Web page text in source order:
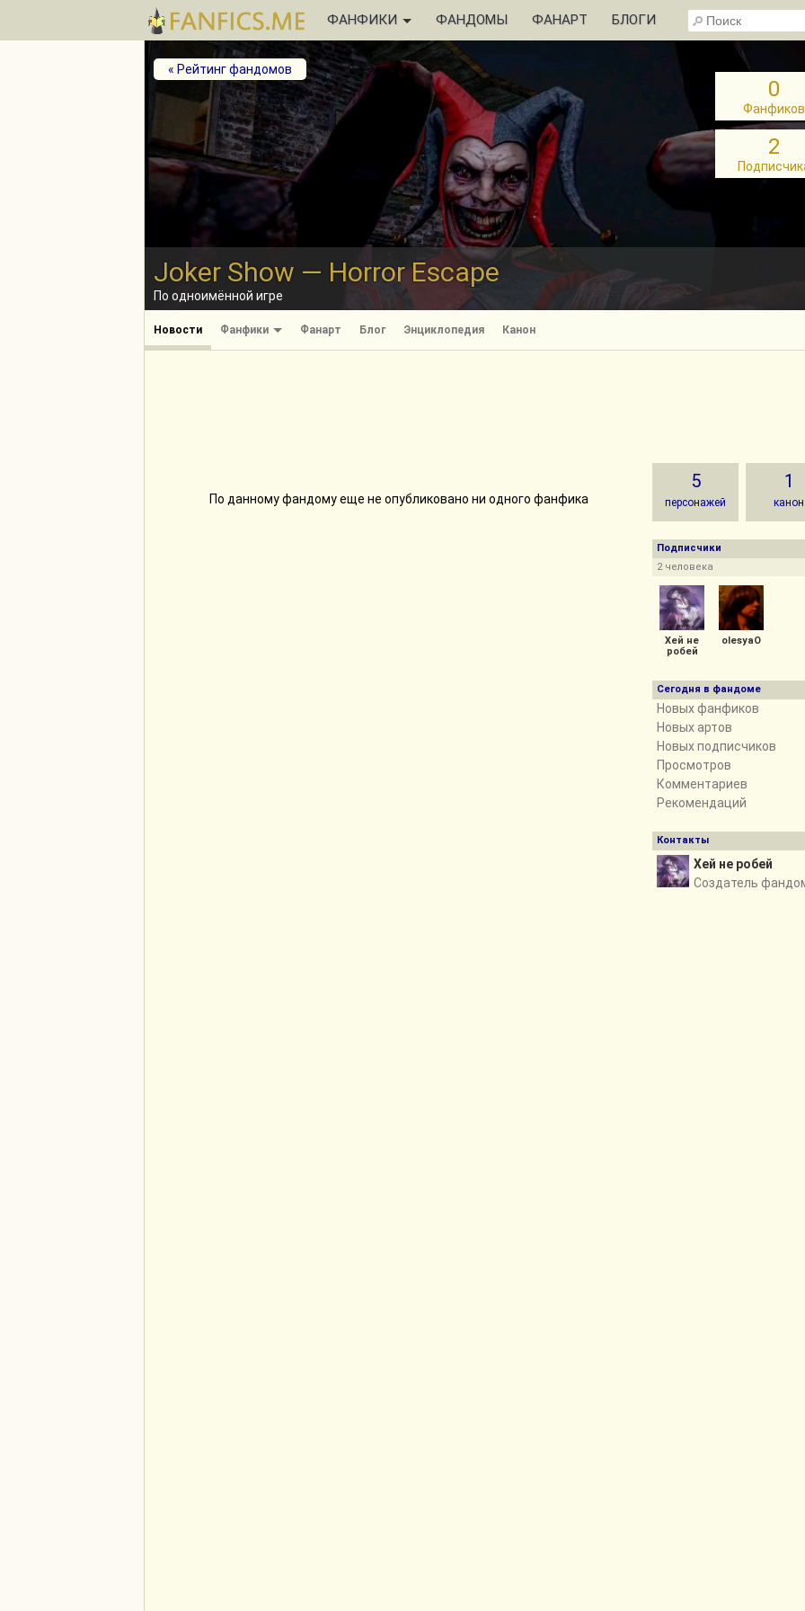
ФАНФИКИ ФАНДОМЫ ФАНАРТ БЛОГИ
Joker Show — Horror Escape
По одноимённой игре
« Рейтинг фандомов
0
Фанфиков
2
Новости Фанфики Фанарт Блог Энциклопедия Канон
По данному фандому еще не опубликовано ни одного фанфика
5
персонажей
1
канон
Подписчики
2 человека
Хей не
робей
olesyaO
Сегодня в фандоме
Новых фанфиков
Новых артов
Новых подписчиков
Просмотров
Комментариев
Рекомендаций
Контакты
Хей не робей
Создатель